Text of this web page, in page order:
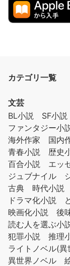
カテゴリ一覧
文芸
BL小説
SF小説
ファンタジー小
海外作家
国内
青春小説
歴史
百合小説
エッ
ジュブナイル
古典
時代小説
ドラマ化小説
映画化小説
後
読む人を選ぶ小
犯罪小説
推理
ライトノベル(異
異世界ノベル